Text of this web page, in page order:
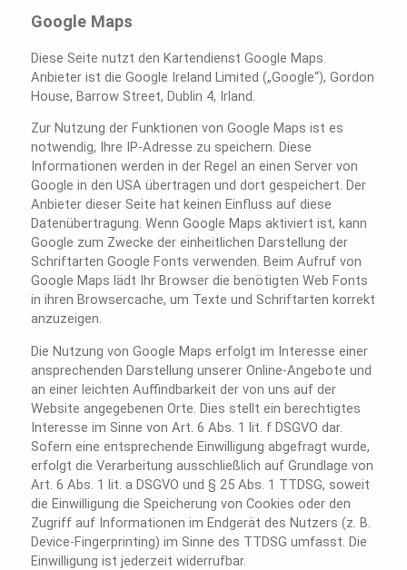
Google Maps
Diese Seite nutzt den Kartendienst Google Maps.
Anbieter ist die Google Ireland Limited („Google“), Gordon
House, Barrow Street, Dublin 4, Irland.
Zur Nutzung der Funktionen von Google Maps ist es
notwendig, Ihre IP-Adresse zu speichern. Diese
Informationen werden in der Regel an einen Server von
Google in den USA übertragen und dort gespeichert. Der
Anbieter dieser Seite hat keinen Einfluss auf diese
Datenübertragung. Wenn Google Maps aktiviert ist, kann
Google zum Zwecke der einheitlichen Darstellung der
Schriftarten Google Fonts verwenden. Beim Aufruf von
Google Maps lädt Ihr Browser die benötigten Web Fonts
in ihren Browsercache, um Texte und Schriftarten korrekt
anzuzeigen.
Die Nutzung von Google Maps erfolgt im Interesse einer
ansprechenden Darstellung unserer Online-Angebote und
an einer leichten Auffindbarkeit der von uns auf der
Website angegebenen Orte. Dies stellt ein berechtigtes
Interesse im Sinne von Art. 6 Abs. 1 lit. f DSGVO dar.
Sofern eine entsprechende Einwilligung abgefragt wurde,
erfolgt die Verarbeitung ausschließlich auf Grundlage von
Art. 6 Abs. 1 lit. a DSGVO und § 25 Abs. 1 TTDSG, soweit
die Einwilligung die Speicherung von Cookies oder den
Zugriff auf Informationen im Endgerät des Nutzers (z. B.
Device-Fingerprinting) im Sinne des TTDSG umfasst. Die
Einwilligung ist jederzeit widerrufbar.